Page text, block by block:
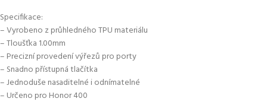
Specifikace:
– Vyrobeno z průhledného TPU materiálu
– Tloušťka 1.00mm
– Precizní provedení výřezů pro porty
– Snadno přístupná tlačítka
– Jednoduše nasaditelné i odnímatelné
– Určeno pro Honor 400